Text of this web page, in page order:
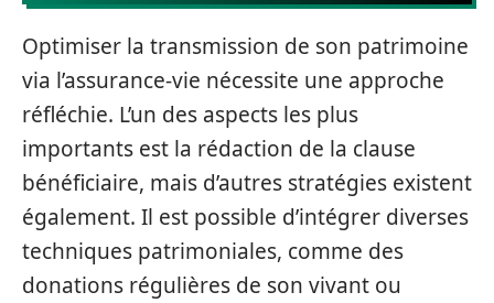
Optimiser la transmission de son patrimoine
via l’assurance-vie nécessite une approche
réfléchie. L’un des aspects les plus
importants est la rédaction de la clause
bénéficiaire, mais d’autres stratégies existent
également. Il est possible d’intégrer diverses
techniques patrimoniales, comme des
donations régulières de son vivant ou